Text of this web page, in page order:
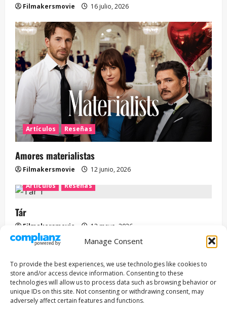
Manage Consent
To provide the best experiences, we use technologies like cookies to
store and/or access device information. Consenting to these
technologies will allow us to process data such as browsing behavior or
unique IDs on this site. Not consenting or withdrawing consent, may
adversely affect certain features and functions.
Filmakersmovie 16 julio, 2026
Artículos Reseñas
Amores materialistas
Filmakersmovie
12 junio, 2026
Artículos
Reseñas
Tár
Filmakersmovie
12 mayo, 2026
Entrevista
Series
ENCUENTROS CON IVÁN URIEL T3E22: JUAN PATRICIO
RIVEROLL
Filmakersmovie 5 mayo, 2026